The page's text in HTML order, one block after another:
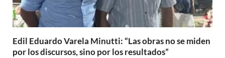
Edil Eduardo Varela Minutti: “Las obras no se miden
por los discursos, sino por los resultados”